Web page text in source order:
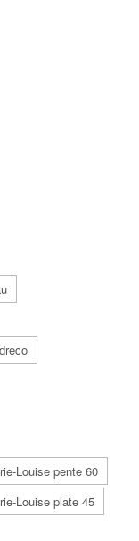
Louise pente 60
Louise plate 45